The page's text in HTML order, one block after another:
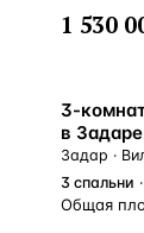
1 530
3-
в
Задар ·
3 спальни
Общая